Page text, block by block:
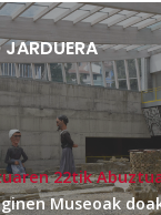
JARDUERA
22tik
Museoak